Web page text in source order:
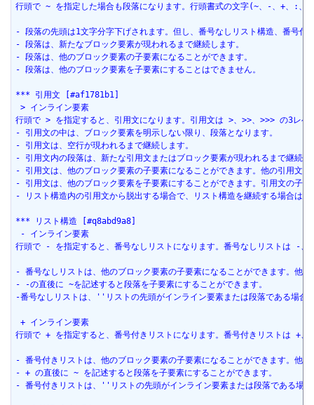
行頭で ~ を指定した場合も段落になります。行頭書式の文字(~、-、+、:、
- 段落の先頭は1文字分字下げされます。但し、番号なしリスト構造、番号
- 段落は、新たなブロック要素が現われるまで継続します。
- 段落は、他のブロック要素の子要素になることができます。
- 段落は、他のブロック要素を子要素にすることはできません。
*** 引用文 [#af1781b1]
> インライン要素
行頭で > を指定すると、引用文になります。引用文は >、>>、>>> の3レベ
- 引用文の中は、ブロック要素を明示しない限り、段落となります。
- 引用文は、空行が現われるまで継続します。
- 引用文内の段落は、新たな引用文またはブロック要素が現われるまで継続し
- 引用文は、他のブロック要素の子要素になることができます。他の引用文
- 引用文は、他のブロック要素を子要素にすることができます。引用文の子
- リスト構造内の引用文から脱出する場合で、リスト構造を継続する場合は
*** リスト構造 [#q8abd9a8]
- インライン要素
行頭で - を指定すると、番号なしリストになります。番号なしリストは -
- 番号なしリストは、他のブロック要素の子要素になることができます。他
- -の直後に ~を記述すると段落を子要素にすることができます。
-番号なしリストは、''リストの先頭がインライン要素または段落である場
+ インライン要素
行頭で + を指定すると、番号付きリストになります。番号付きリストは +、
- 番号付きリストは、他のブロック要素の子要素になることができます。他
- + の直後に ~ を記述すると段落を子要素にすることができます。
- 番号付きリストは、''リストの先頭がインライン要素または段落である場